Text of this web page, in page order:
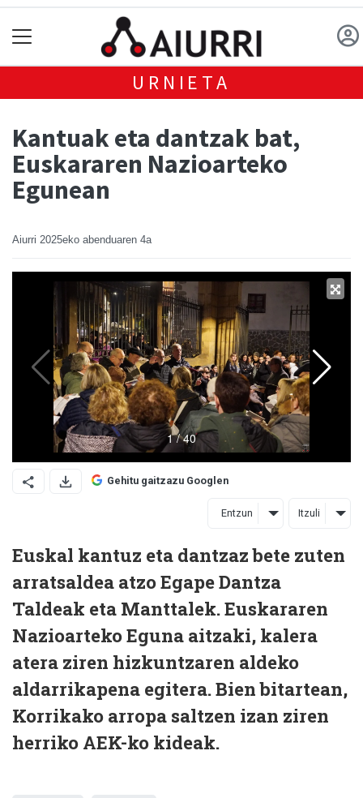
URNIETA
Kantuak eta dantzak bat,
Euskararen Nazioarteko
Egunean
Aiurri 2025eko abenduaren 4a
Gehitu gaitzazu Googlen
Entzun Itzuli
Euskal kantuz eta dantzaz bete zuten
arratsaldea atzo Egape Dantza
Taldeak eta Manttalek. Euskararen
Nazioarteko Eguna aitzaki, kalera
atera ziren hizkuntzaren aldeko
aldarrikapena egitera. Bien bitartean,
Korrikako arropa saltzen izan ziren
herriko AEK-ko kideak.